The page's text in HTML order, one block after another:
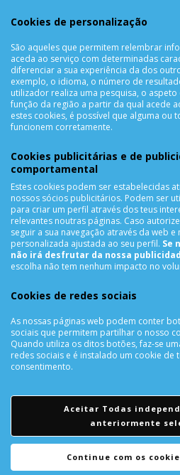
Mapa do site
APOIO AO CLIENTE
Criar Conta
As Minhas Encomendas
Lista de Desejos
Lista de Comparação
Solicitar uma Devolução
Expedição
Utilização de Cookies
NEWSLETTER
REDES SOCIAIS
© Todos os direitos reservados
Informática &
Website desenvolvido
Cookies de personalização
São aqueles que permitem relembrar
aceda ao serviço com determinadas
diferenciar a sua experiência da dos
exemplo, o idioma, o número de
utilizador realiza uma pesquisa, o
função da região a partir da qual acede
estes cookies, é possível que alguma ou
funcionem corretamente.
Cookies publicitárias e de
comportamental
Estes cookies podem ser estabelecidas
nossos sócios publicitários. Podem ser
para criar um perfil através dos teus
relevantes noutras páginas. Caso
seguir a sua navegação através da web
personalizada ajustada ao seu perfil. Se
não irá desfrutar da nossa
escolha não tem nenhum impacto no
Cookies de redes sociais
As nossas páginas web podem conter
sociais que permitem partilhar o nosso
Quando utiliza os ditos botões, faz-se
redes sociais e é instalado um cookie
consentimento.
Aceitar Todas
anteriormente
Continue com os